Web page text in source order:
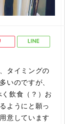
タイミングの
いのですが、
飲食（？）お
ようにと願っ
意しています